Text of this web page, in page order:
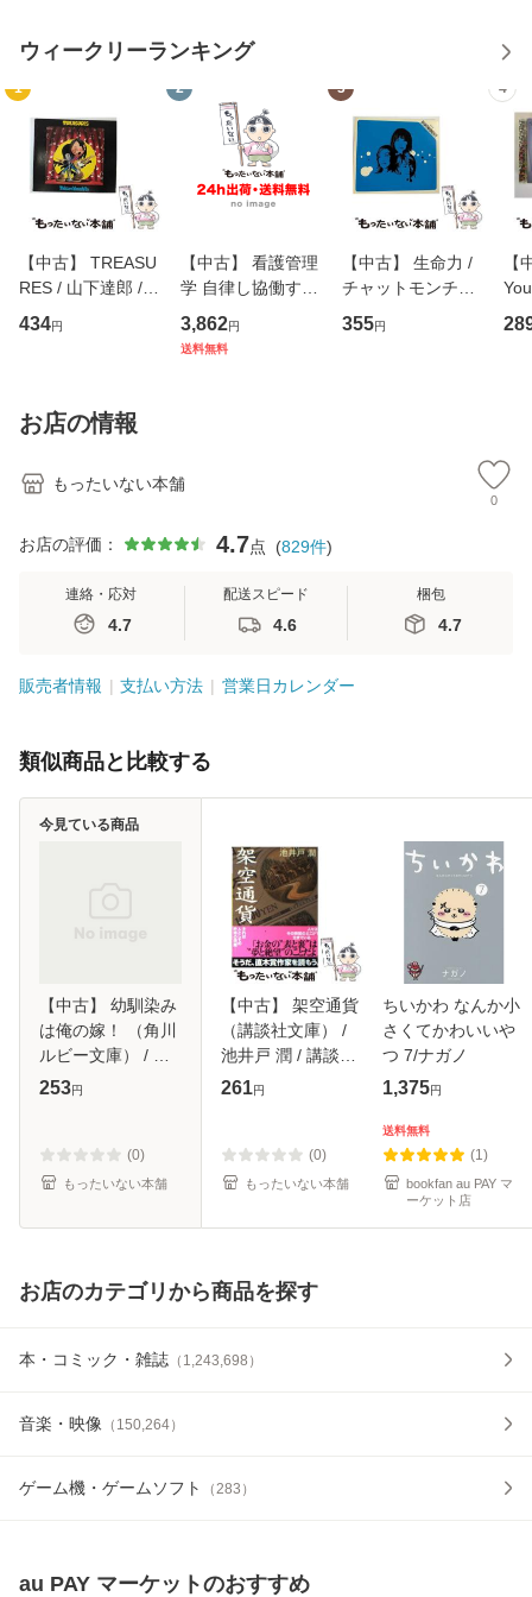
ウィークリーランキング
1
【中古】 TREASU
RES / 山下達郎 /
イーストウエス
ト・ジャパン [CD]
434円
2
【中古】 看護管理
学 自律し協働する
専門職の看護マネ
ジメントスキル 改
3,862円
送料無料
3
【中古】 生命力 /
チャットモンチー /
キューンレコード
[CD]【メール便送
355円
4
【
のが
お店の情報
もったいない本舗
0
お店の評価： 4.7点 (829件)
連絡・応対
4.7
配送スピード
4.6
梱包
4.7
販売者情報 支払い方法 営業日カレンダー
類似商品と比較する
【中古】 幼馴染み
は俺の嫁！ （角川
ルビー文庫） / 真
上寺 しえ /
料】
253円
(0)
もったいない本舗
今見ている商品
【中古】 架空通貨
（講談社文庫） /
池井戸 潤 / 講談社
[文庫]【メール便送
261円
(0)
もったいない本舗
ちいかわ なんか小
さくてかわいいや
つ 7/ナガノ
1,375円
送料無料
(1)
bookfan au PAY マ
ーケット店
お店のカテゴリから商品を探す
本・コミック・雑誌 （ 1,243,698 ）
音楽・映像 （ 150,264）
ゲーム機・ゲームソフト （283 ）
au PAY マーケットのおすすめ